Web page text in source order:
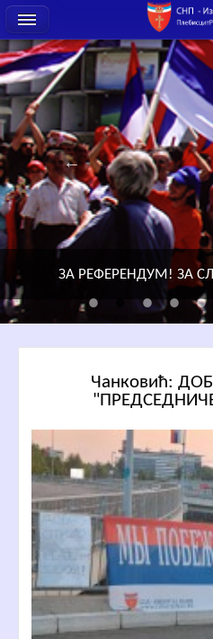
ЗА РЕФЕРЕНДУМ! ЗА
Чанковић: